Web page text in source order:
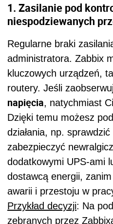
1. Zasilanie pod
niespodziewanych
Regularne braki
administratora. Zabbix
kluczowych urządzeń,
routery. Jeśli
napięcia, natychmiast
Dzięki temu możesz
działania, np.
zabezpieczyć
dodatkowymi UPS-ami
dostawcą energii,
awarii i przestoju w
Przykład decyzji: Na
zebranych przez